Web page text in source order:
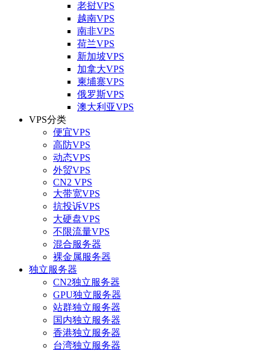
老挝VPS
越南VPS
南非VPS
荷兰VPS
新加坡VPS
加拿大VPS
柬埔寨VPS
俄罗斯VPS
澳大利亚VPS
VPS分类
便宜VPS
高防VPS
动态VPS
外贸VPS
CN2 VPS
大带宽VPS
抗投诉VPS
大硬盘VPS
不限流量VPS
混合服务器
裸金属服务器
独立服务器
CN2独立服务器
GPU独立服务器
站群独立服务器
国内独立服务器
香港独立服务器
台湾独立服务器